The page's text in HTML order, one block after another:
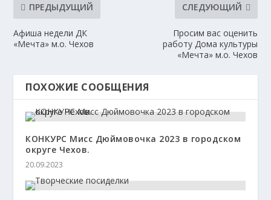
ПРЕДЫДУЩИЙ
Афиша недели ДК
«Мечта» м.о. Чехов
СЛЕДУЮЩИЙ
Просим вас оценить
работу Дома культуры
«Мечта» м.о. Чехов
ПОХОЖИЕ СООБЩЕНИЯ
КОНКУРС Мисс Дюймовочка 2023 в городском
округе Чехов.
20.09.2023